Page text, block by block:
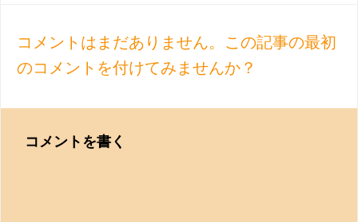
コメントはまだありません。この記事の最初
のコメントを付けてみませんか？
コメントを書く